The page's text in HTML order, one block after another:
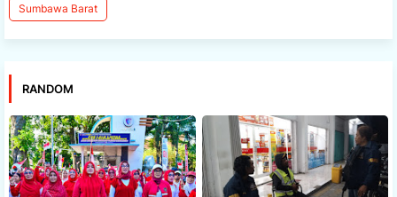
Sumbawa Barat
RANDOM